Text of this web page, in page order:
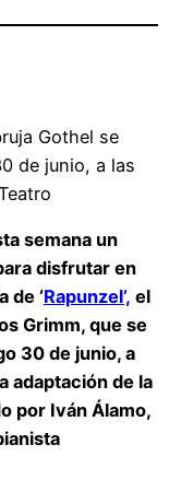
Gothel se
de junio, a las
semana un
disfrutar en
de ‘Rapunzel’, el
Grimm, que se
30 de junio, a
adaptación de la
por Iván Álamo,